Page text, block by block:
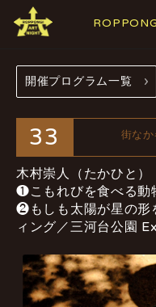
開催概要
プログラム
PROGRAMS
参加施設・
ギャラリー
GALLERIES
開催プログラム一覧
33 街な
木村崇人（たかひと）
❶こもれびを食べる動
❷もしも太陽が星の形
ィング／三河台公園